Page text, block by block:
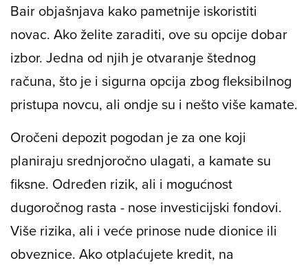
Bair objašnjava kako pametnije iskoristiti
novac. Ako želite zaraditi, ove su opcije dobar
izbor. Jedna od njih je otvaranje štednog
računa, što je i sigurna opcija zbog fleksibilnog
pristupa novcu, ali ondje su i nešto više kamate.
Oročeni depozit pogodan je za one koji
planiraju srednjoročno ulagati, a kamate su
fiksne. Određen rizik, ali i mogućnost
dugoročnog rasta - nose investicijski fondovi.
Više rizika, ali i veće prinose nude dionice ili
obveznice. Ako otplaćujete kredit, na